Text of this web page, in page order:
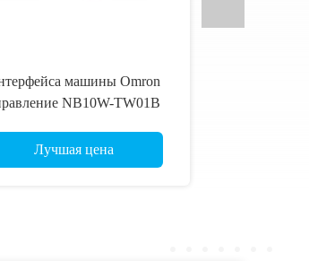
машины Omron
NB10W-TW01B
Лучшая цена